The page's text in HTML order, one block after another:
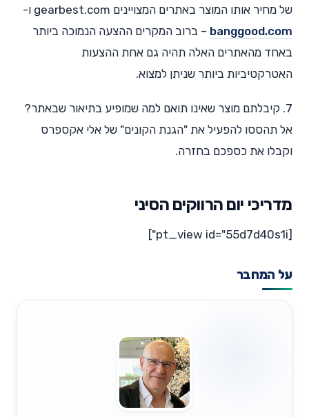
של מחיר אותו המוצר באתרים המצויינים gearbest.com ו-
banggood.com – ברוב המקרים ההצעה הנמוכה ביותר
באחד מהאתרים האלה תהיה גם אחת ההצעות
האטרקטיביות ביותר שניתן למצוא.
7. קיבלתם מוצר שאינו תואם למה שמופיע בתיאור שבאתר?
אל תהססו להפעיל את "הגנת הקונים" של אלי אקספרס
וקבלו את כספכם בחזרה.
מדריכי יום הרווקים הסיני
[pt_view id="55d7d40s1i"]
על המחבר